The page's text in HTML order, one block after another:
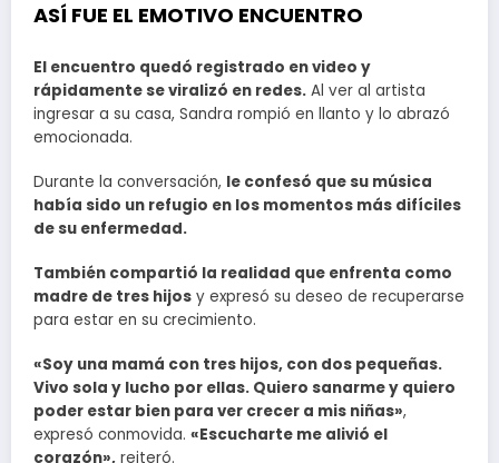
ASÍ FUE EL EMOTIVO ENCUENTRO
El encuentro quedó registrado en video y
rápidamente se viralizó en redes. Al ver al artista
ingresar a su casa, Sandra rompió en llanto y lo abrazó
emocionada.
Durante la conversación, le confesó que su música
había sido un refugio en los momentos más difíciles
de su enfermedad.
También compartió la realidad que enfrenta como
madre de tres hijos y expresó su deseo de recuperarse
para estar en su crecimiento.
«Soy una mamá con tres hijos, con dos pequeñas.
Vivo sola y lucho por ellas. Quiero sanarme y quiero
poder estar bien para ver crecer a mis niñas»,
expresó conmovida. «Escucharte me alivió el
corazón», reiteró.